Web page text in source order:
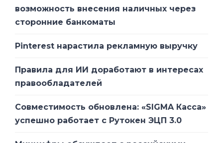
возможность внесения наличных через
сторонние банкоматы
Pinterest нарастила рекламную выручку
Правила для ИИ доработают в интересах
правообладателей
Совместимость обновлена: «SIGMA Касса»
успешно работает с Рутокен ЭЦП 3.0